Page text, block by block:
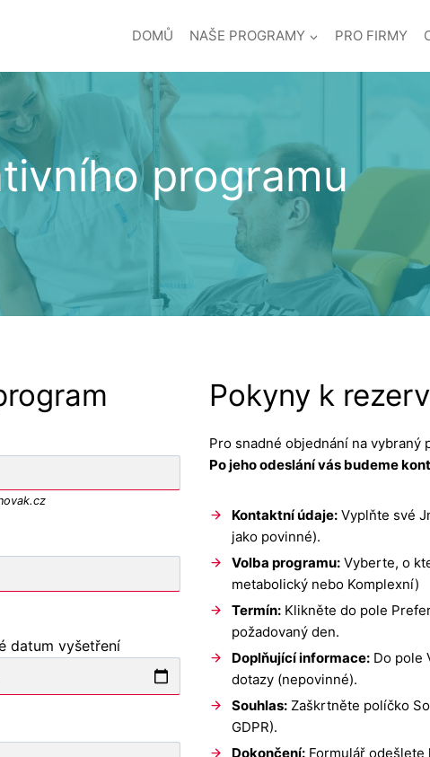
DOMŮ NAŠE PROGRAMY PRO FIRMY
programu
datum vyšetření
Pokyny k
Pro snadné objednání na
Po jeho odeslání vás budeme
Kontaktní údaje: Vyplňte své
jako povinné).
Volba programu: Vyberte, o
metabolický nebo Komplexní)
Termín: Klikněte do pole
požadovaný den.
Doplňující informace: Do pole
dotazy (nepovinné).
Souhlas: Zaškrtněte políčko
GDPR).
Dokončení: Formulář